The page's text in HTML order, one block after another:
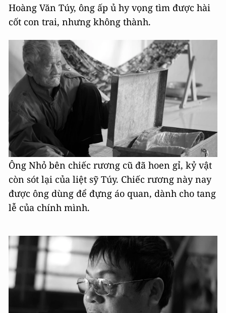
Hoàng Văn Túy, ông ấp ủ hy vọng tìm được hài
cốt con trai, nhưng không thành.
Ông Nhỏ bên chiếc rương cũ đã hoen gỉ, kỷ vật
còn sót lại của liệt sỹ Túy. Chiếc rương này nay
được ông dùng để đựng áo quan, dành cho tang
lễ của chính mình.